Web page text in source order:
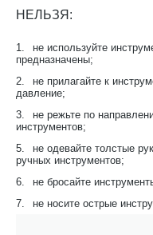
НЕЛЬЗЯ:
1.
не используйте
предназначены;
2.
не прилагайте к
давление;
3.
не режьте по
инструментов;
5.
не одевайте толстые
ручных инструментов;
6.
не бросайте
7.
не носите острые